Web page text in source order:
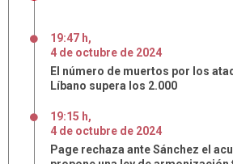
19:47 h,
4 de octubre de 2024
El número de muertos por los
Líbano supera los 2.000
19:15 h,
4 de octubre de 2024
Page rechaza ante Sánchez el